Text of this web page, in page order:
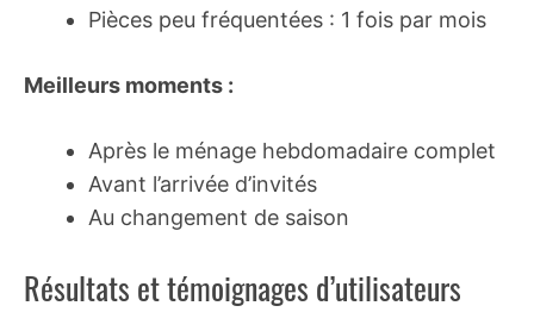
Pièces peu fréquentées : 1 fois par mois
Meilleurs moments :
Après le ménage hebdomadaire complet
Avant l’arrivée d’invités
Au changement de saison
Résultats et témoignages d’utilisateurs